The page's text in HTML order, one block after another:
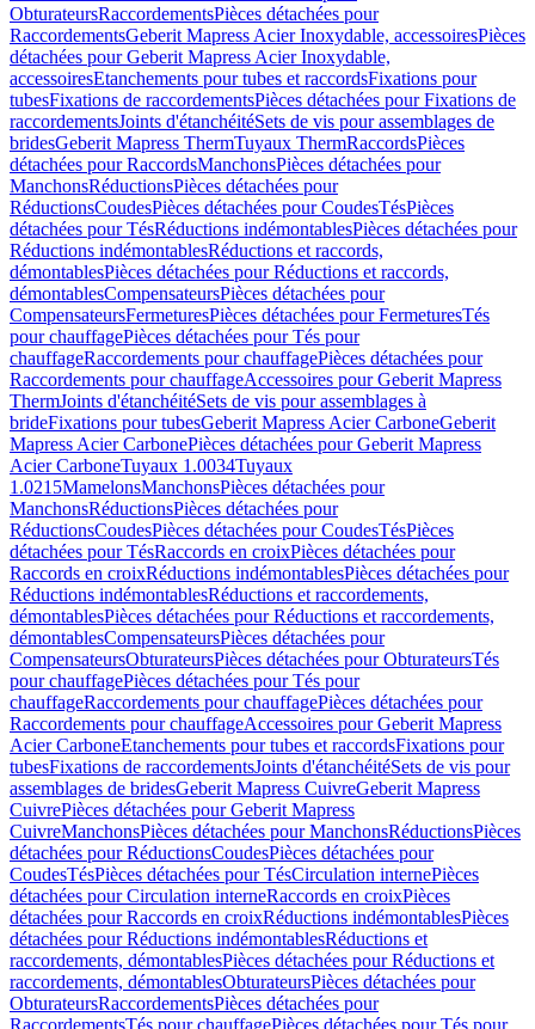
ObturateursRaccordementsPièces détachées pour
RaccordementsGeberit Mapress Acier Inoxydable, accessoiresPièces
détachées pour Geberit Mapress Acier Inoxydable,
accessoiresEtanchements pour tubes et raccordsFixations pour
tubesFixations de raccordementsPièces détachées pour Fixations de
raccordementsJoints d'étanchéitéSets de vis pour assemblages de
bridesGeberit Mapress ThermTuyaux ThermRaccordsPièces
détachées pour RaccordsManchonsPièces détachées pour
ManchonsRéductionsPièces détachées pour
RéductionsCoudesPièces détachées pour CoudesTésPièces
détachées pour TésRéductions indémontablesPièces détachées pour
Réductions indémontablesRéductions et raccords,
démontablesPièces détachées pour Réductions et raccords,
démontablesCompensateursPièces détachées pour
CompensateursFermeturesPièces détachées pour FermeturesTés
pour chauffagePièces détachées pour Tés pour
chauffageRaccordements pour chauffagePièces détachées pour
Raccordements pour chauffageAccessoires pour Geberit Mapress
ThermJoints d'étanchéitéSets de vis pour assemblages à
brideFixations pour tubesGeberit Mapress Acier CarboneGeberit
Mapress Acier CarbonePièces détachées pour Geberit Mapress
Acier CarboneTuyaux 1.0034Tuyaux
1.0215MamelonsManchonsPièces détachées pour
ManchonsRéductionsPièces détachées pour
RéductionsCoudesPièces détachées pour CoudesTésPièces
détachées pour TésRaccords en croixPièces détachées pour
Raccords en croixRéductions indémontablesPièces détachées pour
Réductions indémontablesRéductions et raccordements,
démontablesPièces détachées pour Réductions et raccordements,
démontablesCompensateursPièces détachées pour
CompensateursObturateursPièces détachées pour ObturateursTés
pour chauffagePièces détachées pour Tés pour
chauffageRaccordements pour chauffagePièces détachées pour
Raccordements pour chauffageAccessoires pour Geberit Mapress
Acier CarboneEtanchements pour tubes et raccordsFixations pour
tubesFixations de raccordementsJoints d'étanchéitéSets de vis pour
assemblages de bridesGeberit Mapress CuivreGeberit Mapress
CuivrePièces détachées pour Geberit Mapress
CuivreManchonsPièces détachées pour ManchonsRéductionsPièces
détachées pour RéductionsCoudesPièces détachées pour
CoudesTésPièces détachées pour TésCirculation internePièces
détachées pour Circulation interneRaccords en croixPièces
détachées pour Raccords en croixRéductions indémontablesPièces
détachées pour Réductions indémontablesRéductions et
raccordements, démontablesPièces détachées pour Réductions et
raccordements, démontablesObturateursPièces détachées pour
ObturateursRaccordementsPièces détachées pour
RaccordementsTés pour chauffagePièces détachées pour Tés pour